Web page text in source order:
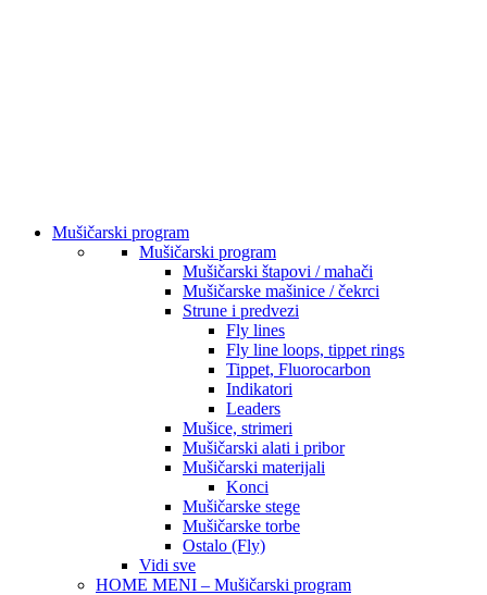
Mušičarski program
Mušičarski program
Mušičarski štapovi / mahači
Mušičarske mašinice / čekrci
Strune i predvezi
Fly lines
Fly line loops, tippet rings
Tippet, Fluorocarbon
Indikatori
Leaders
Mušice, strimeri
Mušičarski alati i pribor
Mušičarski materijali
Konci
Mušičarske stege
Mušičarske torbe
Ostalo (Fly)
Vidi sve
HOME MENI – Mušičarski program